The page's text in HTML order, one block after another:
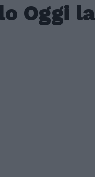
Oggi la